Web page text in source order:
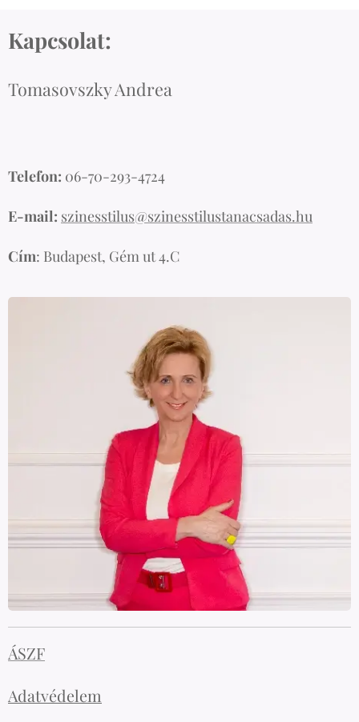
Kapcsolat:
Tomasovszky Andrea
Telefon: 06-70-293-4724
E-mail: szinesstilus@szinesstilustanacsadas.hu
Cím: Budapest, Gém ut 4.C
ÁSZF
Adatvédelem